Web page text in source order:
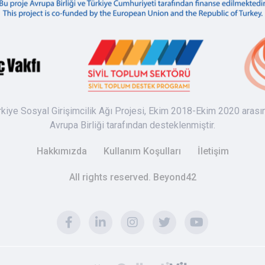
Sosyal Girişimcilik Ağı Projesi, Ekim 2018-Ekim 2020
Avrupa Birliği tarafından desteklenmiştir.
Hakkımızda Kullanım Koşulları İletişim
All rights reserved. Beyond42